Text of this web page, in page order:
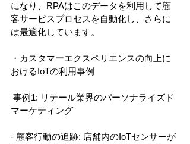
になり、RPAはこのデータを利用して顧
客サービスプロセスを自動化し、さらに
は最適化しています。
・カスタマーエクスペリエンスの向上に
おけるIoTの利用事例
事例1: リテール業界のパーソナライズド
マーケティング
- 顧客行動の追跡: 店舗内のIoTセンサーが